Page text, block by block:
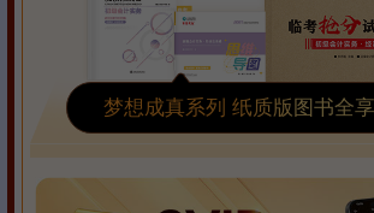
梦想成真系列 纸质版图书全